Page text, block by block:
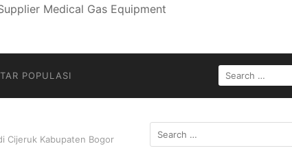
Medical Gas Equipment
POPULASI
SEARCH
FOR:
Cijeruk Kabupaten Bogor
Search
for: